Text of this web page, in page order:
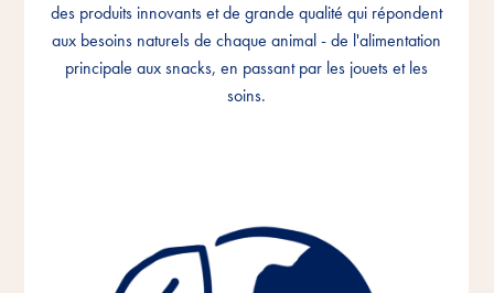
des produits innovants et de grande qualité qui répondent
aux besoins naturels de chaque animal - de l'alimentation
principale aux snacks, en passant par les jouets et les
soins.
des produits innovants et de grande qualité qui répondent
aux besoins naturels de chaque animal - de l'alimentation
principale aux snacks, en passant par les jouets et les
soins.
des produits innovants et de grande qualité qui répondent
aux besoins naturels de chaque animal - de l'alimentation
principale aux snacks, en passant par les jouets et les
soins.